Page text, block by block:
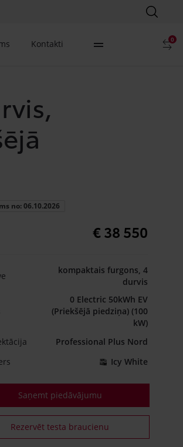
0
Kontakti
no: 06.10.2026
€ 38 550
kompaktais furgons, 4
durvis
0 Electric 50kWh EV
(Priekšējā piedziņa) (100
kW)
Professional Plus Nord
Icy White
Saņemt piedāvājumu
Rezervēt testa braucienu